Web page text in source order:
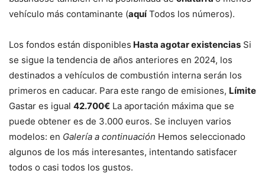
vehículo más contaminante (aquíTodos los números).
Los fondos están disponibles Hasta agotar existencias Si
se sigue la tendencia de años anteriores en 2024, los
destinados a vehículos de combustión interna serán los
primeros en caducar. Para este rango de emisiones, Límite
Gastar es igual 42.700€ La aportación máxima que se
puede obtener es de 3.000 euros. Se incluyen varios
modelos: en Galería a continuación Hemos seleccionado
algunos de los más interesantes, intentando satisfacer
todos o casi todos los gustos.